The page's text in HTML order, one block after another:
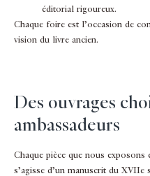
éditorial rigoureux.
Chaque foire est l’occasion de
vision du livre ancien.
Des ouvrages
ambassadeurs
Chaque pièce que nous exposons
s’agisse d’un manuscrit du